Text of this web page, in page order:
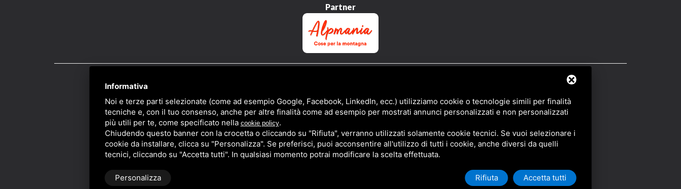
Partner
Informativa
Noi e terze parti selezionate (come ad esempio Google, Facebook, LinkedIn, ecc.) utilizziamo cookie o tecnologie simili per finalità
tecniche e, con il tuo consenso, anche per altre finalità come ad esempio per mostrati annunci personalizzati e non personalizzati
più utili per te, come specificato nella cookie policy.
Chiudendo questo banner con la crocetta o cliccando su "Rifiuta", verranno utilizzati solamente cookie tecnici. Se vuoi selezionare i
cookie da installare, clicca su "Personalizza". Se preferisci, puoi acconsentire all'utilizzo di tutti i cookie, anche diversi da quelli
tecnici, cliccando su "Accetta tutti". In qualsiasi momento potrai modificare la scelta effettuata.
Personalizza Rifiuta Accetta tutti